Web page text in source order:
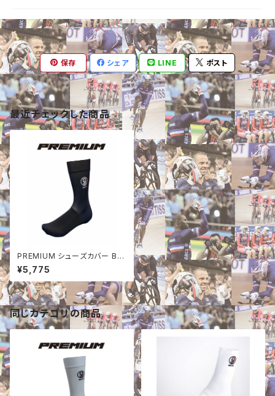
保存 シェア LINE ポスト
最近チェックした商品
PREMIUM シューズカバー BL
ACK
¥5,775
同じカテゴリの商品